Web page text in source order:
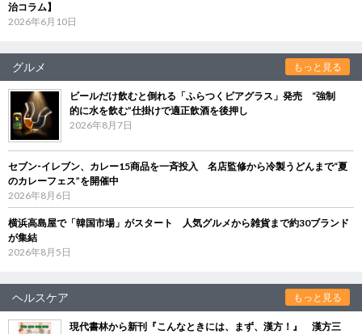
治コラム】
2026年6月10日
グルメ もっと見る
ビールだけ飲むと倒れる「ふらつくビアグラス」発売 “強制
的に水を飲む”仕掛けで適正飲酒を後押し
2026年8月7日
セブン‐イレブン、カレー15商品を一斉投入 名店監修から冷製うどんまで“夏
のカレーフェス”を開催中
2026年8月6日
横浜高島屋で「韓国市場」がスタート 人気グルメから雑貨まで約30ブランド
が集結
2026年8月5日
ヘルスケア もっと見る
現代書林から新刊『こんなときには、まず、漢方！』 漢方三